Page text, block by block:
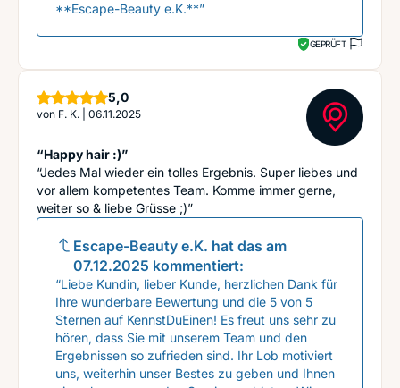
**Escape-Beauty e.K.**”
GEPRÜFT
5,0Sterne
von F. K. 06.11.2025
“Happy hair :)”
“Jedes Mal wieder ein tolles Ergebnis. Super liebes und
vor allem kompetentes Team. Komme immer gerne,
weiter so & liebe Grüsse ;)”
Escape-Beauty e.K. hat das am
07.12.2025 kommentiert:
“Liebe Kundin, lieber Kunde, herzlichen Dank für
Ihre wunderbare Bewertung und die 5 von 5
Sternen auf KennstDuEinen! Es freut uns sehr zu
hören, dass Sie mit unserem Team und den
Ergebnissen so zufrieden sind. Ihr Lob motiviert
uns, weiterhin unser Bestes zu geben und Ihnen